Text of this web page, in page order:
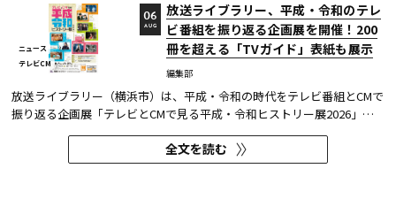
ニュース
テレビCM
放送ライブラリー、平成・令和のテレ
ビ番組を振り返る企画展を開催！200
冊を超える「TVガイド」表紙も展示
編集部
06
AUG
放送ライブラリー（横浜市）は、平成・令和の時代をテレビ番組とCMで
振り返る企画展「テレビとCMで見る平成・令和ヒストリー展2026」を8
月7日～9月27日に開催する。
全文を読む